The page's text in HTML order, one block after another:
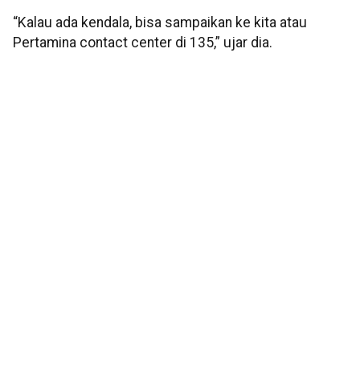
“Kalau ada kendala, bisa sampaikan ke kita atau
Pertamina contact center di 135,” ujar dia.